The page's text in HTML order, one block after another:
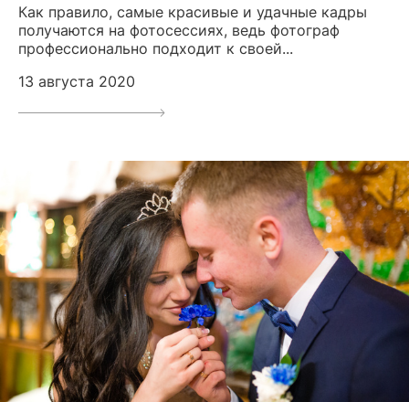
Как правило, самые красивые и удачные кадры
получаются на фотосессиях, ведь фотограф
профессионально подходит к своей...
13 августа 2020